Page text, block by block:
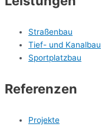
Straßenbau
Tief- und Kanalbau
Sportplatzbau
Referenzen
Projekte